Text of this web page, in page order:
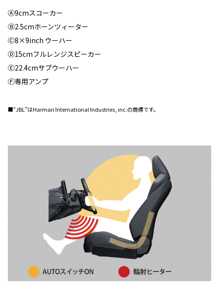
Ⓐ9cmスコーカー
Ⓑ2.5cmホーンツィーター
Ⓒ8×9inch ウーハー
Ⓓ15cmフルレンジスピーカー
Ⓔ22.4cmサブウーハー
Ⓕ専用アンプ
■“JBL”はHarman International Industries, inc.の商標です。